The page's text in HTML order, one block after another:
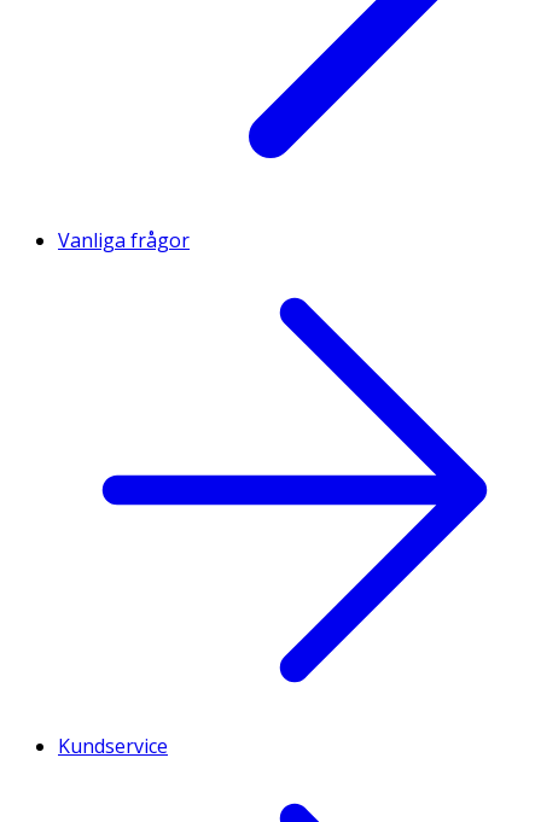
Vanliga frågor
Kundservice